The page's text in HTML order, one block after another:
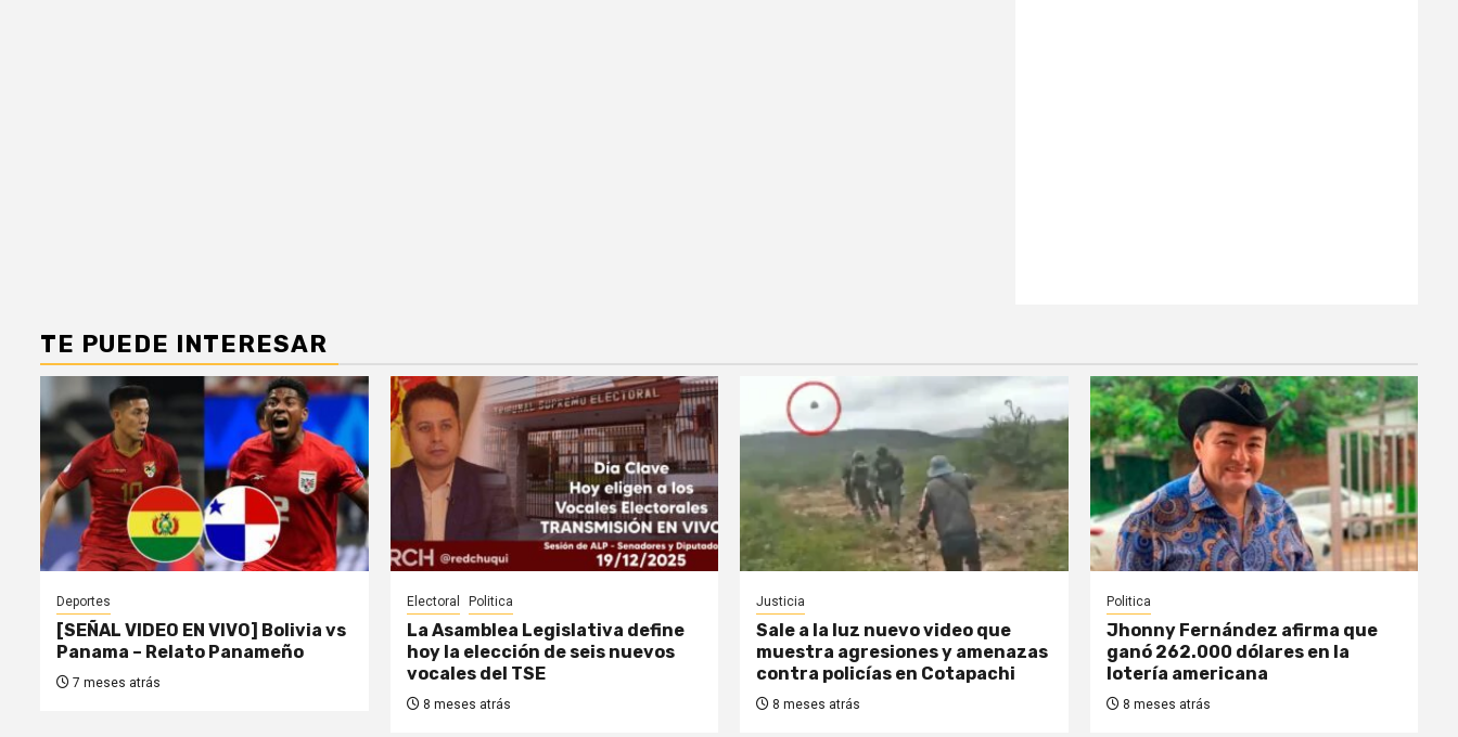
TE PUEDE INTERESAR
Deportes
[SEÑAL VIDEO EN VIVO] Bolivia vs
Panama – Relato Panameño
7 meses atrás
Electoral Politica
La Asamblea Legislativa define
hoy la elección de seis nuevos
vocales del TSE
8 meses atrás
Justicia
Sale a la luz nuevo video que
muestra agresiones y amenazas
contra policías en Cotapachi
8 meses atrás
Politica
Jhonny Fernández afirma que
ganó 262.000 dólares en la
lotería americana
8 meses atrás